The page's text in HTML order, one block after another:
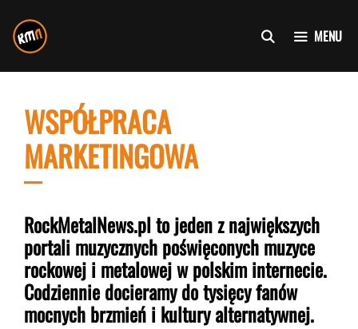
treści
MENU
WSPÓŁPRACA
MARKETINGOWA
RockMetalNews.pl to jeden z największych
portali muzycznych poświęconych muzyce
rockowej i metalowej w polskim internecie.
Codziennie docieramy do tysięcy fanów
mocnych brzmień i kultury alternatywnej.